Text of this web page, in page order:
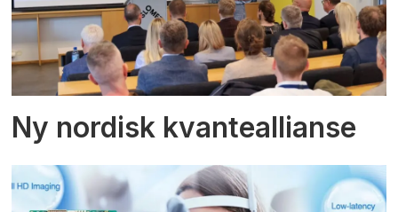
Ny nordisk kvanteallianse